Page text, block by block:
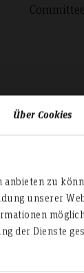
Über Cookies
anbieten zu
unserer
der Dienste